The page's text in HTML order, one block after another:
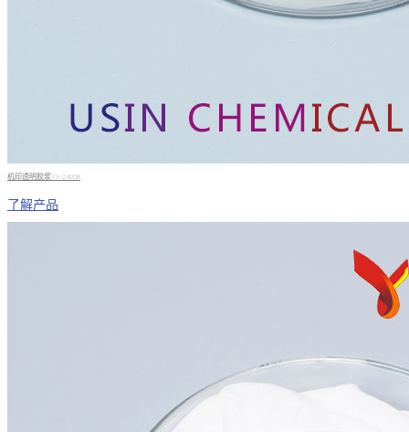
机印透明胶浆YX-2400B
了解产品